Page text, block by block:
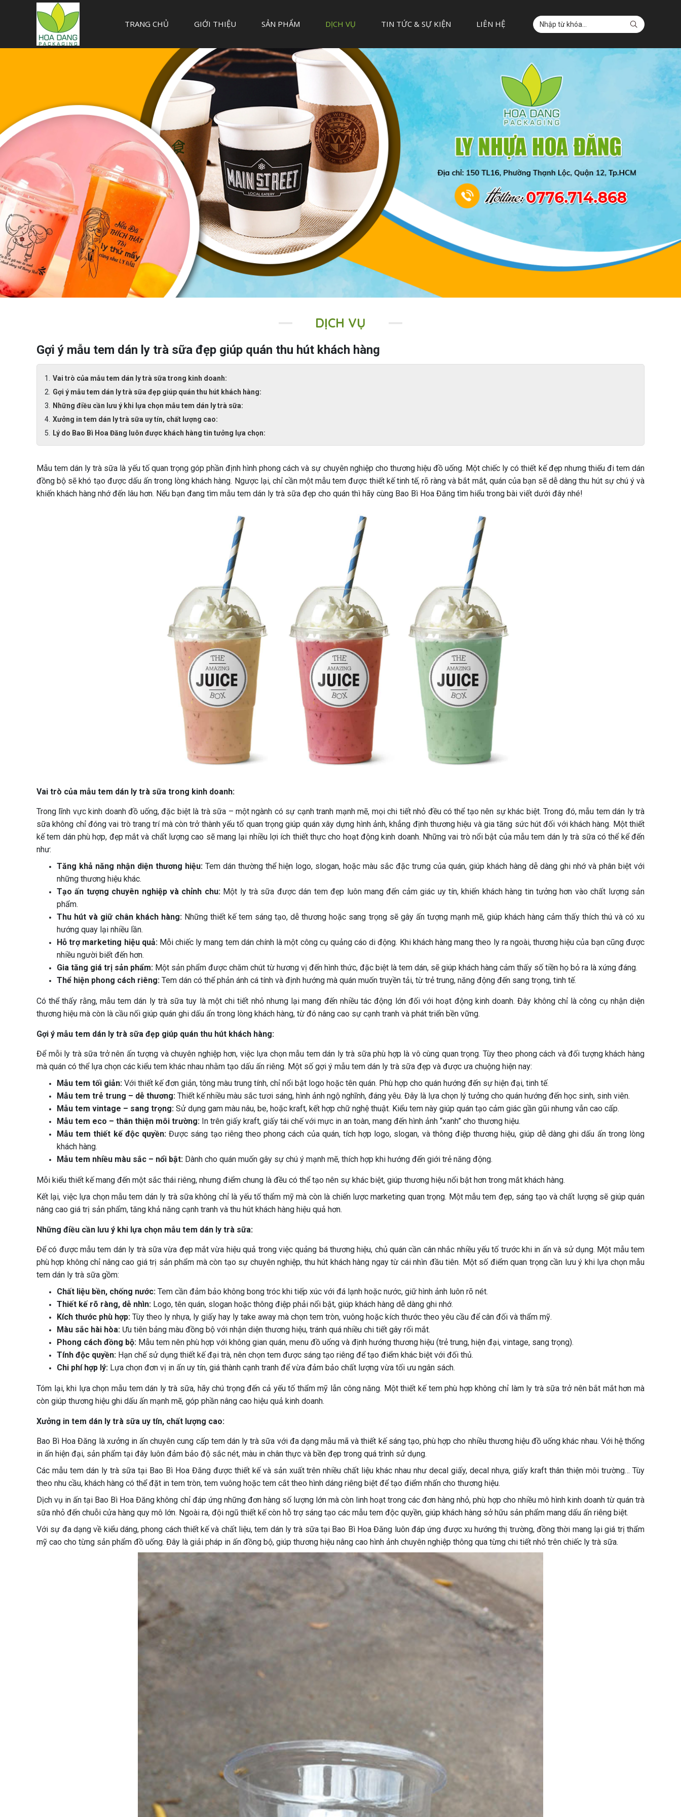
TRANG CHỦ GIỚI THIỆU SẢN PHẨM DỊCH VỤ TIN TỨC & SỰ KIỆN LIÊN HỆ
DỊCH VỤ
Gợi ý mẫu tem dán ly trà sữa đẹp giúp quán thu hút khách hàng
Vai trò của mẫu tem dán ly trà sữa trong kinh doanh:
Gợi ý mẫu tem dán ly trà sữa đẹp giúp quán thu hút khách hàng:
Những điều cần lưu ý khi lựa chọn mẫu tem dán ly trà sữa:
Xưởng in tem dán ly trà sữa uy tín, chất lượng cao:
Lý do Bao Bì Hoa Đăng luôn được khách hàng tin tưởng lựa chọn:
Mẫu tem dán ly trà sữa là yếu tố quan trọng góp phần định hình phong cách và sự chuyên nghiệp cho thương hiệu đồ uống. Một chiếc ly có thiết kế đẹp nhưng thiếu đi tem dán
đồng bộ sẽ khó tạo được dấu ấn trong lòng khách hàng. Ngược lại, chỉ cần một mẫu tem được thiết kế tinh tế, rõ ràng và bắt mắt, quán của bạn sẽ dễ dàng thu hút sự chú ý và
khiến khách hàng nhớ đến lâu hơn. Nếu bạn đang tìm mẫu tem dán ly trà sữa đẹp cho quán thì hãy cùng Bao Bì Hoa Đăng tìm hiểu trong bài viết dưới đây nhé!
Vai trò của mẫu tem dán ly trà sữa trong kinh doanh:
Trong lĩnh vực kinh doanh đồ uống, đặc biệt là trà sữa – một ngành có sự cạnh tranh mạnh mẽ, mọi chi tiết nhỏ đều có thể tạo nên sự khác biệt. Trong đó, mẫu tem dán ly trà
sữa không chỉ đóng vai trò trang trí mà còn trở thành yếu tố quan trọng giúp quán xây dựng hình ảnh, khẳng định thương hiệu và gia tăng sức hút đối với khách hàng. Một thiết
kế tem dán phù hợp, đẹp mắt và chất lượng cao sẽ mang lại nhiều lợi ích thiết thực cho hoạt động kinh doanh. Những vai trò nổi bật của mẫu tem dán ly trà sữa có thể kể đến
như:
Tăng khả năng nhận diện thương hiệu: Tem dán thường thể hiện logo, slogan, hoặc màu sắc đặc trưng của quán, giúp khách hàng dễ dàng ghi nhớ và phân biệt với
những thương hiệu khác.
Tạo ấn tượng chuyên nghiệp và chỉnh chu:Một ly trà sữa được dán tem đẹp luôn mang đến cảm giác uy tín, khiến khách hàng tin tưởng hơn vào chất lượng sản
phẩm.
Thu hút và giữ chân khách hàng: Những thiết kế tem sáng tạo, dễ thương hoặc sang trọng sẽ gây ấn tượng mạnh mẽ, giúp khách hàng cảm thấy thích thú và có xu
hướng quay lại nhiều lần.
Hỗ trợ marketing hiệu quả:Mỗi chiếc ly mang tem dán chính là một công cụ quảng cáo di động. Khi khách hàng mang theo ly ra ngoài, thương hiệu của bạn cũng được
nhiều người biết đến hơn.
Gia tăng giá trị sản phẩm: Một sản phẩm được chăm chút từ hương vị đến hình thức, đặc biệt là tem dán, sẽ giúp khách hàng cảm thấy số tiền họ bỏ ra là xứng đáng.
Thể hiện phong cách riêng: Tem dán có thể phản ánh cá tính và định hướng mà quán muốn truyền tải, từ trẻ trung, năng động đến sang trọng, tinh tế.
Có thể thấy rằng, mẫu tem dán ly trà sữa tuy là một chi tiết nhỏ nhưng lại mang đến nhiều tác động lớn đối với hoạt động kinh doanh. Đây không chỉ là công cụ nhận diện
thương hiệu mà còn là cầu nối giúp quán ghi dấu ấn trong lòng khách hàng, từ đó nâng cao sự cạnh tranh và phát triển bền vững.
Gợi ý mẫu tem dán ly trà sữa đẹp giúp quán thu hút khách hàng:
Để mỗi ly trà sữa trở nên ấn tượng và chuyên nghiệp hơn, việc lựa chọn mẫu tem dán ly trà sữa phù hợp là vô cùng quan trọng. Tùy theo phong cách và đối tượng khách hàng
mà quán có thể lựa chọn các kiểu tem khác nhau nhằm tạo dấu ấn riêng. Một số gợi ý mẫu tem dán ly trà sữa đẹp và được ưa chuộng hiện nay:
Mẫu tem tối giản: Với thiết kế đơn giản, tông màu trung tính, chỉ nổi bật logo hoặc tên quán. Phù hợp cho quán hướng đến sự hiện đại, tinh tế.
Mẫu tem trẻ trung – dễ thương: Thiết kế nhiều màu sắc tươi sáng, hình ảnh ngộ nghĩnh, đáng yêu. Đây là lựa chọn lý tưởng cho quán hướng đến học sinh, sinh viên.
Mẫu tem vintage – sang trọng: Sử dụng gam màu nâu, be, hoặc kraft, kết hợp chữ nghệ thuật. Kiểu tem này giúp quán tạo cảm giác gần gũi nhưng vẫn cao cấp.
Mẫu tem eco – thân thiện môi trường: In trên giấy kraft, giấy tái chế với mực in an toàn, mang đến hình ảnh “xanh” cho thương hiệu.
Mẫu tem thiết kế độc quyền:Được sáng tạo riêng theo phong cách của quán, tích hợp logo, slogan, và thông điệp thương hiệu, giúp dễ dàng ghi dấu ấn trong lòng
khách hàng.
Mẫu tem nhiều màu sắc – nổi bật: Dành cho quán muốn gây sự chú ý mạnh mẽ, thích hợp khi hướng đến giới trẻ năng động.
Mỗi kiểu thiết kế mang đến một sắc thái riêng, nhưng điểm chung là đều có thể tạo nên sự khác biệt, giúp thương hiệu nổi bật hơn trong mắt khách hàng.
Kết lại, việc lựa chọn mẫu tem dán ly trà sữa không chỉ là yếu tố thẩm mỹ mà còn là chiến lược marketing quan trọng. Một mẫu tem đẹp, sáng tạo và chất lượng sẽ giúp quán
nâng cao giá trị sản phẩm, tăng khả năng cạnh tranh và thu hút khách hàng hiệu quả hơn.
Những điều cần lưu ý khi lựa chọn mẫu tem dán ly trà sữa:
Để có được mẫu tem dán ly trà sữa vừa đẹp mắt vừa hiệu quả trong việc quảng bá thương hiệu, chủ quán cần cân nhắc nhiều yếu tố trước khi in ấn và sử dụng. Một mẫu tem
phù hợp không chỉ nâng cao giá trị sản phẩm mà còn tạo sự chuyên nghiệp, thu hút khách hàng ngay từ cái nhìn đầu tiên. Một số điểm quan trọng cần lưu ý khi lựa chọn mẫu
tem dán ly trà sữa gồm:
Chất liệu bền, chống nước: Tem cần đảm bảo không bong tróc khi tiếp xúc với đá lạnh hoặc nước, giữ hình ảnh luôn rõ nét.
Thiết kế rõ ràng, dễ nhìn: Logo, tên quán, slogan hoặc thông điệp phải nổi bật, giúp khách hàng dễ dàng ghi nhớ.
Kích thước phù hợp: Tùy theo ly nhựa, ly giấy hay ly take away mà chọn tem tròn, vuông hoặc kích thước theo yêu cầu để cân đối và thẩm mỹ.
Màu sắc hài hòa: Ưu tiên bảng màu đồng bộ với nhận diện thương hiệu, tránh quá nhiều chi tiết gây rối mắt.
Phong cách đồng bộ: Mẫu tem nên phù hợp với không gian quán, menu đồ uống và định hướng thương hiệu (trẻ trung, hiện đại, vintage, sang trọng).
Tính độc quyền: Hạn chế sử dụng thiết kế đại trà, nên chọn tem được sáng tạo riêng để tạo điểm khác biệt với đối thủ.
Chi phí hợp lý: Lựa chọn đơn vị in ấn uy tín, giá thành cạnh tranh để vừa đảm bảo chất lượng vừa tối ưu ngân sách.
Tóm lại, khi lựa chọn mẫu tem dán ly trà sữa, hãy chú trọng đến cả yếu tố thẩm mỹ lẫn công năng. Một thiết kế tem phù hợp không chỉ làm ly trà sữa trở nên bắt mắt hơn mà
còn giúp thương hiệu ghi dấu ấn mạnh mẽ, góp phần nâng cao hiệu quả kinh doanh.
Xưởng in tem dán ly trà sữa uy tín, chất lượng cao:
Bao Bì Hoa Đăng là xưởng in ấn chuyên cung cấp tem dán ly trà sữa với đa dạng mẫu mã và thiết kế sáng tạo, phù hợp cho nhiều thương hiệu đồ uống khác nhau. Với hệ thống
in ấn hiện đại, sản phẩm tại đây luôn đảm bảo độ sắc nét, màu in chân thực và bền đẹp trong quá trình sử dụng.
Các mẫu tem dán ly trà sữa tại Bao Bì Hoa Đăng được thiết kế và sản xuất trên nhiều chất liệu khác nhau như decal giấy, decal nhựa, giấy kraft thân thiện môi trường… Tùy
theo nhu cầu, khách hàng có thể đặt in tem tròn, tem vuông hoặc tem cắt theo hình dáng riêng biệt để tạo điểm nhấn cho thương hiệu.
Dịch vụ in ấn tại Bao Bì Hoa Đăng không chỉ đáp ứng những đơn hàng số lượng lớn mà còn linh hoạt trong các đơn hàng nhỏ, phù hợp cho nhiều mô hình kinh doanh từ quán trà
sữa nhỏ đến chuỗi cửa hàng quy mô lớn. Ngoài ra, đội ngũ thiết kế còn hỗ trợ sáng tạo các mẫu tem độc quyền, giúp khách hàng sở hữu sản phẩm mang dấu ấn riêng biệt.
Với sự đa dạng về kiểu dáng, phong cách thiết kế và chất liệu, tem dán ly trà sữa tại Bao Bì Hoa Đăng luôn đáp ứng được xu hướng thị trường, đồng thời mang lại giá trị thẩm
mỹ cao cho từng sản phẩm đồ uống. Đây là giải pháp in ấn đồng bộ, giúp thương hiệu nâng cao hình ảnh chuyên nghiệp thông qua từng chi tiết nhỏ trên chiếc ly trà sữa.